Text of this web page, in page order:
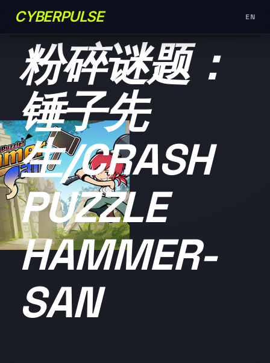
CYBERPULSE
EN
粉碎谜题：
锤子先
生/CRASH
PUZZLE
HAMMER-
SAN